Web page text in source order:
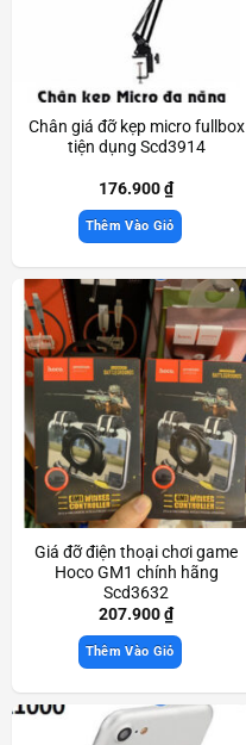
Chân giá đỡ kẹp micro fullbox
tiện dụng Scd3914
176.900₫
Thêm Vào Giỏ
Giá đỡ điện thoại chơi game
Hoco GM1 chính hãng
Scd3632
207.900₫
Thêm Vào Giỏ